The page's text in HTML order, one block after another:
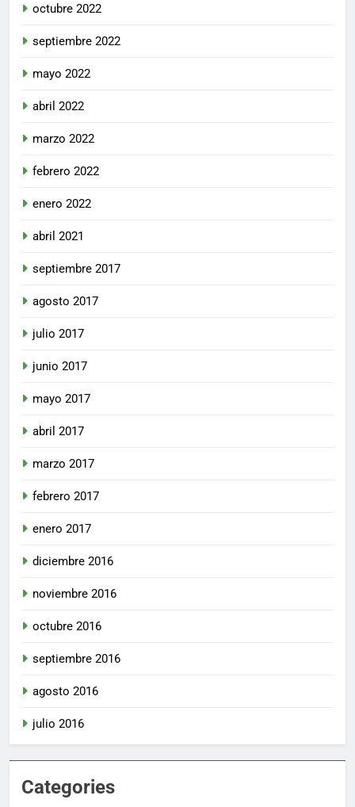
octubre 2022
septiembre 2022
mayo 2022
abril 2022
marzo 2022
febrero 2022
enero 2022
abril 2021
septiembre 2017
agosto 2017
julio 2017
junio 2017
mayo 2017
abril 2017
marzo 2017
febrero 2017
enero 2017
diciembre 2016
noviembre 2016
octubre 2016
septiembre 2016
agosto 2016
julio 2016
Categories